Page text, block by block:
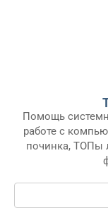
Помощь
работе с
починка, ТОПы
Поиск: